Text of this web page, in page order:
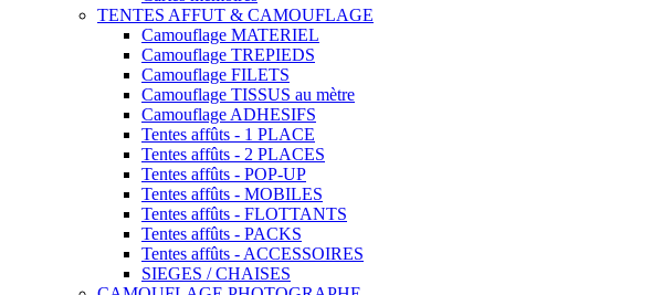
TENTES AFFUT & CAMOUFLAGE
Camouflage MATERIEL
Camouflage TREPIEDS
Camouflage FILETS
Camouflage TISSUS au mètre
Camouflage ADHESIFS
Tentes affûts - 1 PLACE
Tentes affûts - 2 PLACES
Tentes affûts - POP-UP
Tentes affûts - MOBILES
Tentes affûts - FLOTTANTS
Tentes affûts - PACKS
Tentes affûts - ACCESSOIRES
SIEGES / CHAISES